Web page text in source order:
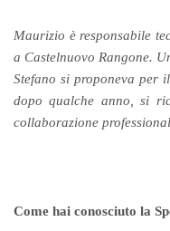
Maurizio è responsabile
a Castelnuovo Rangone.
Stefano si proponeva per
dopo qualche anno, si
collaborazione
Come hai conosciuto la